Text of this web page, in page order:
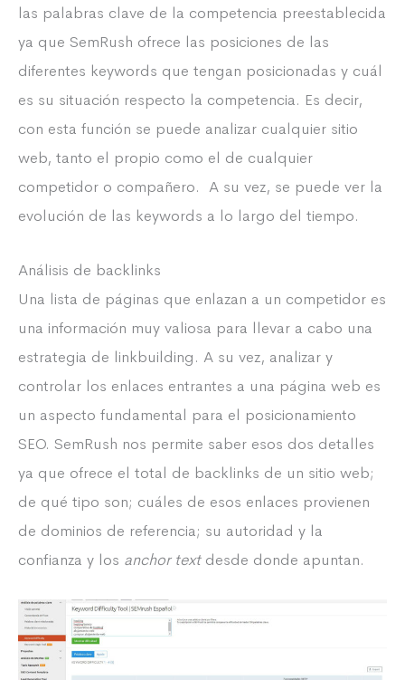
las palabras clave de la competencia preestablecida
ya que SemRush ofrece las posiciones de las
diferentes keywords que tengan posicionadas y cuál
es su situación respecto la competencia. Es decir,
con esta función se puede analizar cualquier sitio
web, tanto el propio como el de cualquier
competidor o compañero. A su vez, se puede ver la
evolución de las keywords a lo largo del tiempo.
Análisis de backlinks
Una lista de páginas que enlazan a un competidor es
una información muy valiosa para llevar a cabo una
estrategia de linkbuilding. A su vez, analizar y
controlar los enlaces entrantes a una página web es
un aspecto fundamental para el posicionamiento
SEO. SemRush nos permite saber esos dos detalles
ya que ofrece el total de backlinks de un sitio web;
de qué tipo son; cuáles de esos enlaces provienen
de dominios de referencia; su autoridad y la
confianza y los anchor textdesde donde apuntan.